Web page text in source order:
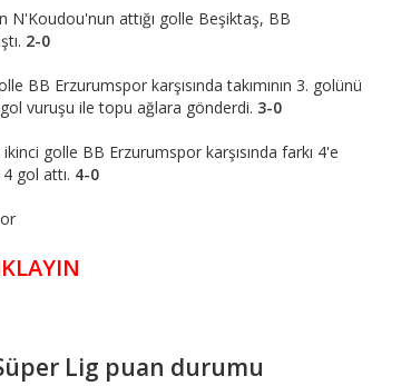
N'Koudou'nun attığı golle Beşiktaş, BB
2-0
BB Erzurumspor karşısında takımının 3. golünü
vuruşu ile topu ağlara gönderdi. 3-0
golle BB Erzurumspor karşısında farkı 4'e
gol attı. 4-0
Lig puan durumu